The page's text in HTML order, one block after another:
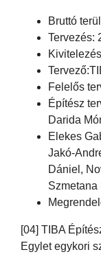
Bruttó
Tervezés:
Felelős
Építész
Darida
Elekes
Jakó-
Dániel,
Szmetana
[04] TIBA
Egylet egykori